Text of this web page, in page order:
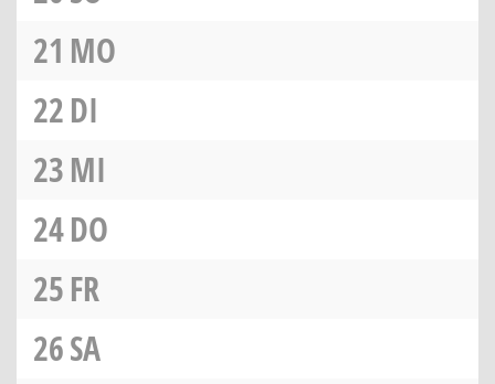
21 MO
22DI
23MI
24DO
25FR
26SA